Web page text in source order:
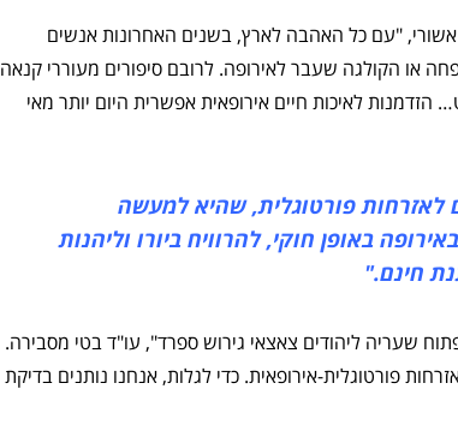
"עם כל האהבה לארץ, בשנים האחרונות אנשים
או הקולגה שעבר לאירופה. לרובם סיפורים מעוררי קנאה
הזדמנות לאיכות חיים אירופאית אפשרית היום יותר מאי
לאזרחות פורטוגלית, שהיא למעשה
באופן חוקי, להרוויח ביורו וליהנות
חינם."
שעריה ליהודים צאצאי גירוש ספרד", עו"ד בטי מסבירה.
פורטוגלית-אירופאית. כדי לגלות, אנחנו נותנים בדיקת